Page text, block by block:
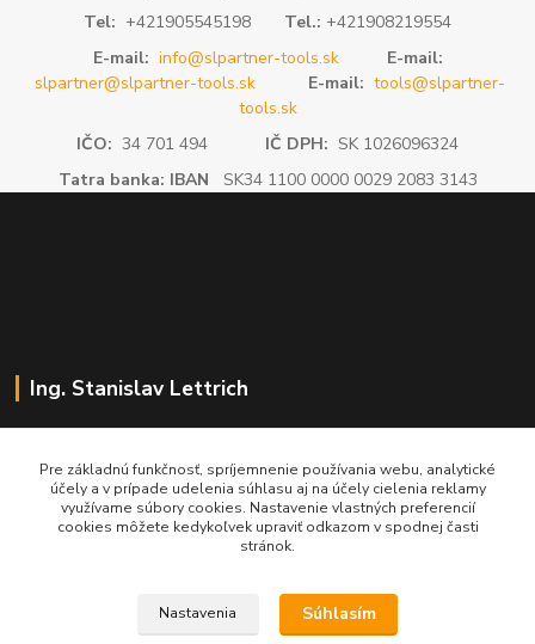
Tel: +421905545198 Tel.: +421908219554
E-mail: info@slpartner-tools.sk
E-mail:
slpartner@slpartner-tools.sk
E-mail: tools@slpartner-
tools.sk
IČO: 34 701 494 IČ DPH: SK 1026096324
Tatra banka: IBAN SK34 1100 0000 0029 2083 3143
Ing. Stanislav Lettrich
+421 905 545 198
NONSTOP
Pre základnú funkčnosť, spríjemnenie používania webu, analytické
účely a v prípade udelenia súhlasu aj na účely cielenia reklamy
využívame súbory cookies. Nastavenie vlastných preferencií
cookies môžete kedykoľvek upraviť odkazom v spodnej časti
stránok.
Nastavenia Súhlasím